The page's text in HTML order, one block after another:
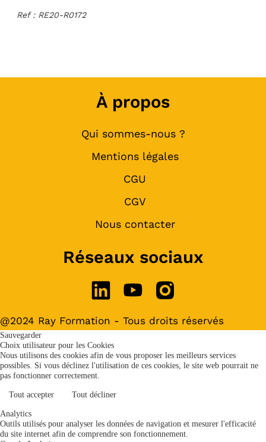
Ref : RE20-R0172
À propos
Qui sommes-nous ?
Mentions légales
CGU
CGV
Nous contacter
Réseaux sociaux
@2024 Ray Formation - Tous droits réservés
Sauvegarder
Choix utilisateur pour les Cookies
Nous utilisons des cookies afin de vous proposer les meilleurs services
possibles. Si vous déclinez l'utilisation de ces cookies, le site web pourrait ne
pas fonctionner correctement.
Tout accepter Tout décliner
Analytics
Outils utilisés pour analyser les données de navigation et mesurer l'efficacité
du site internet afin de comprendre son fonctionnement.